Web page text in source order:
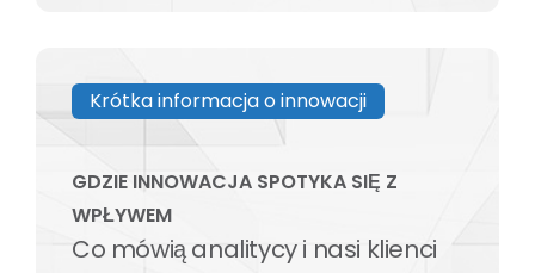
Krótka informacja o innowacji
GDZIE INNOWACJA SPOTYKA SIĘ Z
WPŁYWEM
Co mówią analitycy i nasi klienci